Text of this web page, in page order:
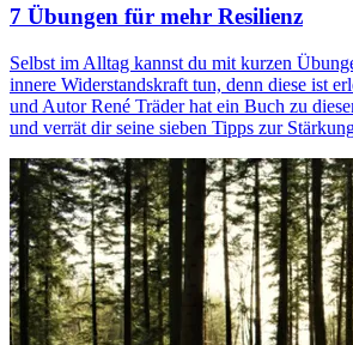
7 Übungen für mehr Resilienz
Selbst im Alltag kannst du mit kurzen
innere Widerstandskraft tun, denn diese ist
und Autor René Träder hat ein Buch zu
und verrät dir seine sieben Tipps zur